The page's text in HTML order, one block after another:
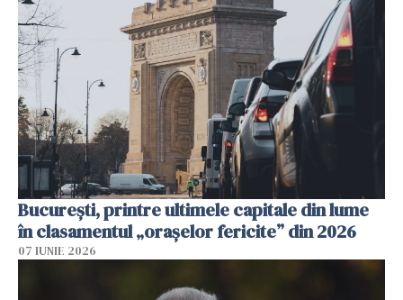
București, printre ultimele capitale din lume
în clasamentul „orașelor fericite” din 2026
07 IUNIE 2026